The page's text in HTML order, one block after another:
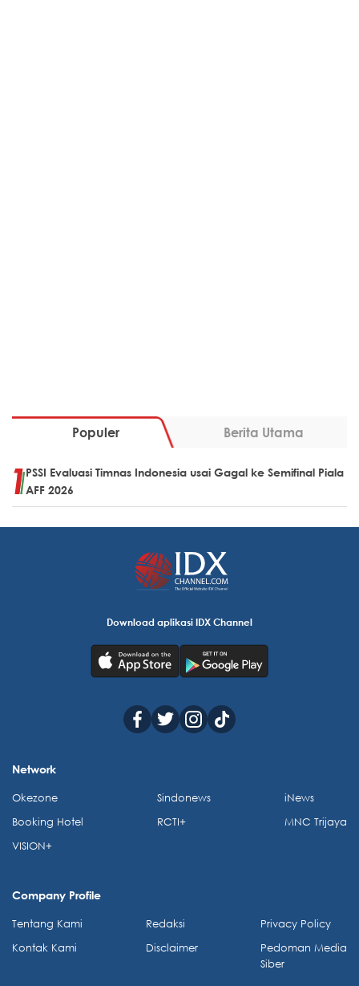
Populer Berita Utama
PSSI Evaluasi Timnas Indonesia usai Gagal ke Semifinal Piala
AFF 2026
Download aplikasi IDX Channel
Network
Okezone
Booking Hotel
VISION+
Sindonews
RCTI+
iNews
MNC Trijaya
Company Profile
Tentang Kami
Kontak Kami
Redaksi
Disclaimer
Privacy Policy
Pedoman Media
Siber